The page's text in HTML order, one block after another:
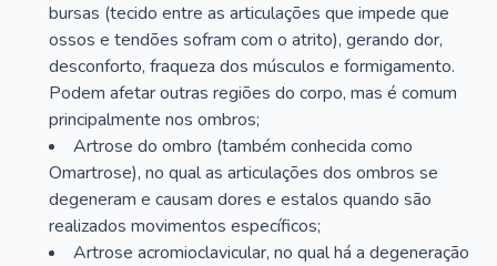
bursas (tecido entre as articulações que impede que
ossos e tendões sofram com o atrito), gerando dor,
desconforto, fraqueza dos músculos e formigamento.
Podem afetar outras regiões do corpo, mas é comum
principalmente nos ombros;
Artrose do ombro (também conhecida como
Omartrose), no qual as articulações dos ombros se
degeneram e causam dores e estalos quando são
realizados movimentos específicos;
Artrose acromioclavicular, no qual há a degeneração